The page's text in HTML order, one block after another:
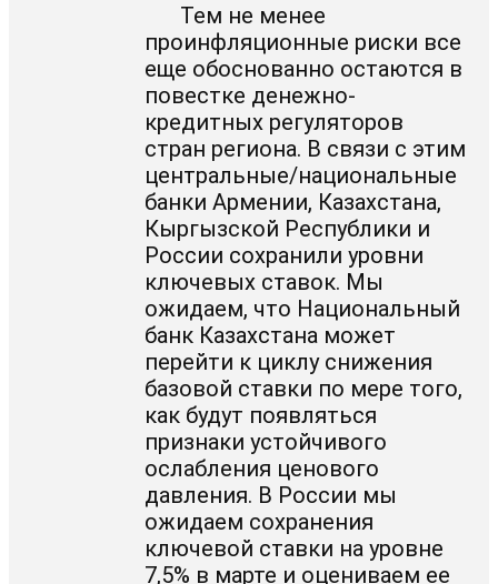
Тем не менее
проинфляционные риски все
еще обоснованно остаются в
повестке денежно-
кредитных регуляторов
стран региона. В связи с этим
центральные/национальные
банки Армении, Казахстана,
Кыргызской Республики и
России сохранили уровни
ключевых ставок. Мы
ожидаем, что Национальный
банк Казахстана может
перейти к циклу снижения
базовой ставки по мере того,
как будут появляться
признаки устойчивого
ослабления ценового
давления. В России мы
ожидаем сохранения
ключевой ставки на уровне
7,5% в марте и оцениваем ее